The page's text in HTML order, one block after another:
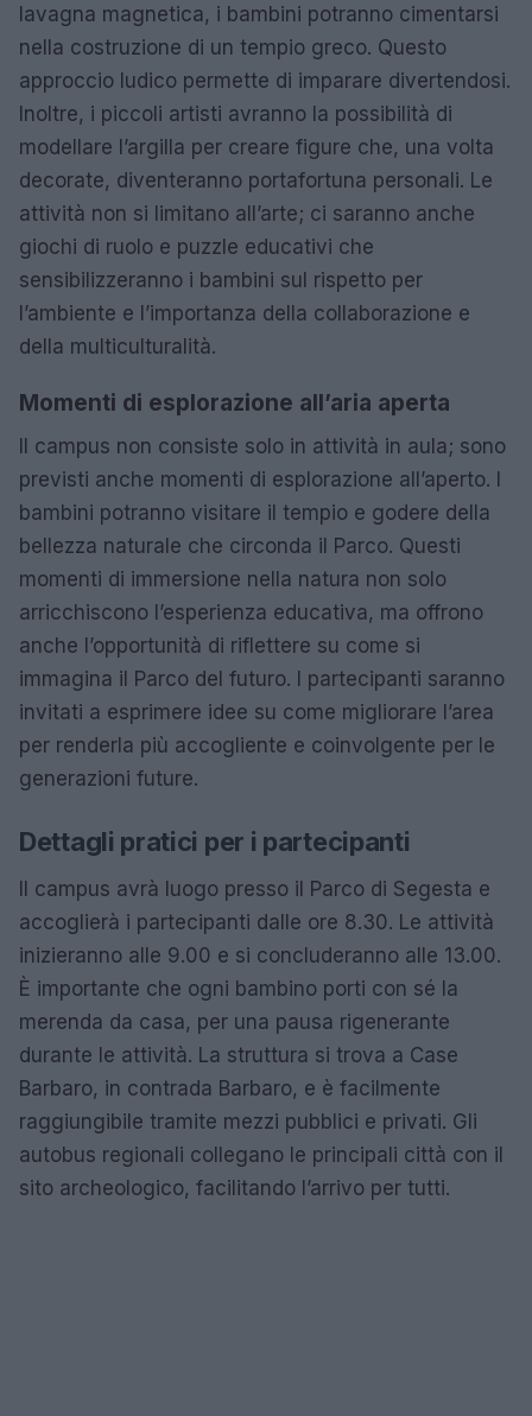
lavagna magnetica, i bambini potranno cimentarsi
nella costruzione di un tempio greco. Questo
approccio ludico permette di imparare divertendosi.
Inoltre, i piccoli artisti avranno la possibilità di
modellare l’argilla per creare figure che, una volta
decorate, diventeranno portafortuna personali. Le
attività non si limitano all’arte; ci saranno anche
giochi di ruolo e puzzle educativi che
sensibilizzeranno i bambini sul rispetto per
l’ambiente e l’importanza della collaborazione e
della multiculturalità.
Momenti di esplorazione all’aria aperta
Il campus non consiste solo in attività in aula; sono
previsti anche momenti di esplorazione all’aperto. I
bambini potranno visitare il tempio e godere della
bellezza naturale che circonda il Parco. Questi
momenti di immersione nella natura non solo
arricchiscono l’esperienza educativa, ma offrono
anche l’opportunità di riflettere su come si
immagina il Parco del futuro. I partecipanti saranno
invitati a esprimere idee su come migliorare l’area
per renderla più accogliente e coinvolgente per le
generazioni future.
Dettagli pratici per i partecipanti
Il campus avrà luogo presso il Parco di Segesta e
accoglierà i partecipanti dalle ore 8.30. Le attività
inizieranno alle 9.00 e si concluderanno alle 13.00.
È importante che ogni bambino porti con sé la
merenda da casa, per una pausa rigenerante
durante le attività. La struttura si trova a Case
Barbaro, in contrada Barbaro, e è facilmente
raggiungibile tramite mezzi pubblici e privati. Gli
autobus regionali collegano le principali città con il
sito archeologico, facilitando l’arrivo per tutti.